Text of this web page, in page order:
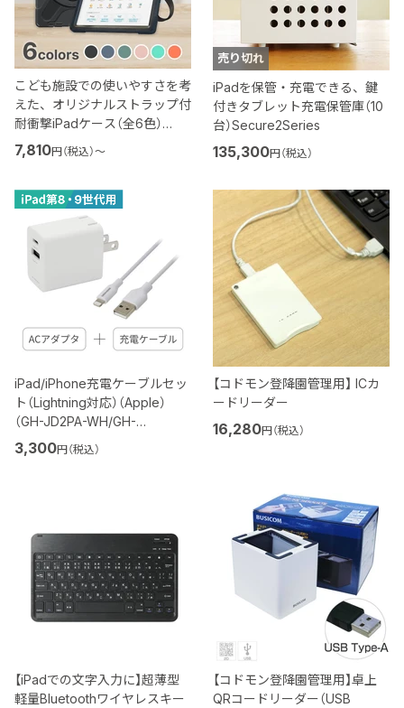
こども施設での使いやすさを考
えた、オリジナルストラップ付
耐衝撃iPadケース（全6色）
（Apple 第10/11世代 10.9/11イン
チiPad対応）
7,810円（税込）〜
売り切れ
iPadを保管・充電できる、鍵
付きタブレット充電保管庫（10
台）Secure2Series
135,300円（税込）
iPad/iPhone充電ケーブルセッ
ト（Lightning対応）（Apple）
（GH-JD2PA-WH/GH-
ALTUG200-WH）
3,300円（税込）
【コドモン登降園管理用】 ICカ
ードリーダー
16,280円（税込）
【iPadでの文字入力に】超薄型
軽量Bluetoothワイヤレスキー
【コドモン登降園管理用】卓上
QRコードリーダー（USB